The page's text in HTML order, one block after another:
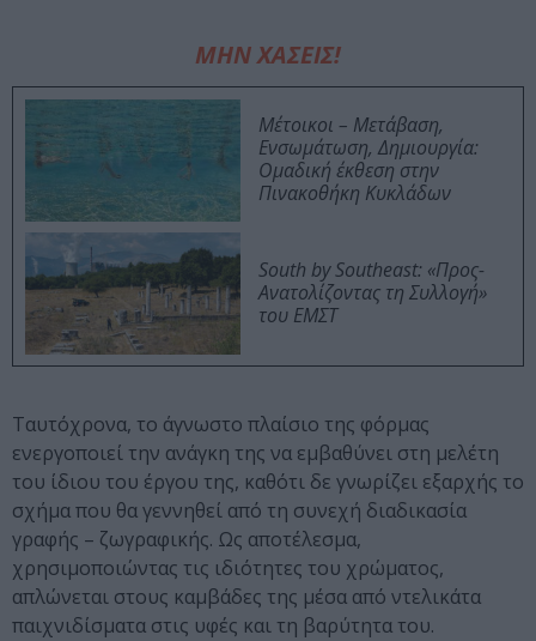
ΜΗΝ ΧΑΣΕΙΣ!
Μέτοικοι – Μετάβαση,
Ενσωμάτωση, Δημιουργία:
Ομαδική έκθεση στην
Πινακοθήκη Κυκλάδων
South by Southeast: «Προς-
Ανατολίζοντας τη Συλλογή»
του ΕΜΣΤ
Ταυτόχρονα, το άγνωστο πλαίσιο της φόρμας
ενεργοποιεί την ανάγκη της να εμβαθύνει στη μελέτη
του ίδιου του έργου της, καθότι δε γνωρίζει εξαρχής το
σχήμα που θα γεννηθεί από τη συνεχή διαδικασία
γραφής – ζωγραφικής. Ως αποτέλεσμα,
χρησιμοποιώντας τις ιδιότητες του χρώματος,
απλώνεται στους καμβάδες της μέσα από ντελικάτα
παιχνιδίσματα στις υφές και τη βαρύτητα του.